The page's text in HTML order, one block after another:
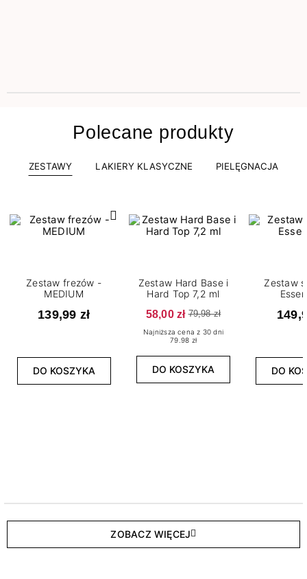
Polecane produkty
ZESTAWY LAKIERY KLASYCZNE PIELĘGNACJA
Zestaw frezów -
MEDIUM
139,99 zł
DO KOSZYKA
Zestaw Hard Base i
Hard Top 7,2 ml
58,00 zł 79,98 zł
Najniższa cena z 30 dni
79.98 zł
DO KOSZYKA
Zestaw
DO
ZOBACZ WIĘCEJ